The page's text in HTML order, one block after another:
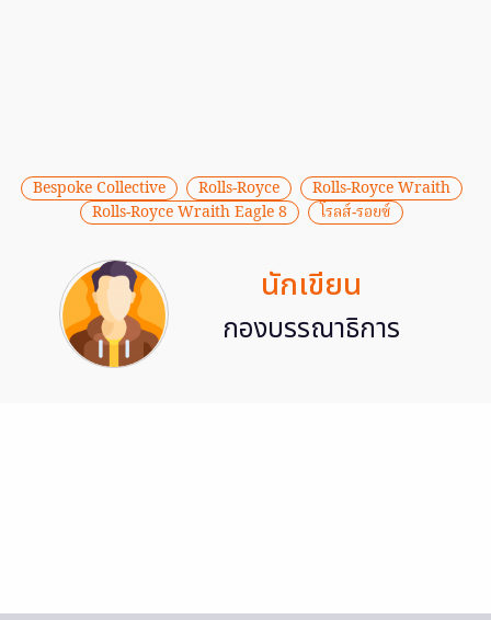
Bespoke Collective Rolls-Royce
Rolls-Royce Wraith
Rolls-Royce Wraith Eagle 8
โรลส์-รอยซ์
นักเขียน
กองบรรณาธิการ